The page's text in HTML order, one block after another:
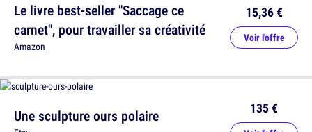
Le livre best-seller "Saccage ce
carnet", pour travailler sa créativité
Amazon
15,36 €
Voir l'offre
Une sculpture ours polaire 135 €